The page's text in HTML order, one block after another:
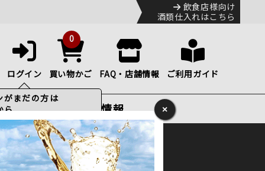
飲食店様向け
酒類仕入れはこちら
ログイン
0
買い物かご FAQ・店舗情報 ご利用ガイド
特集・お得情報 ×